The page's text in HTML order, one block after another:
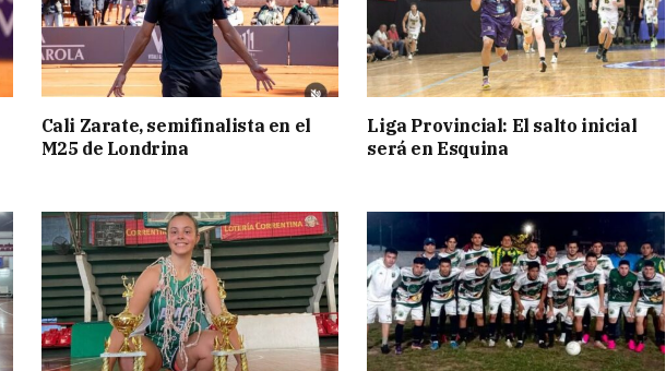
Cali Zarate, semifinalista en el
M25 de Londrina
Liga Provincial: El salto inicial
será en Esquina